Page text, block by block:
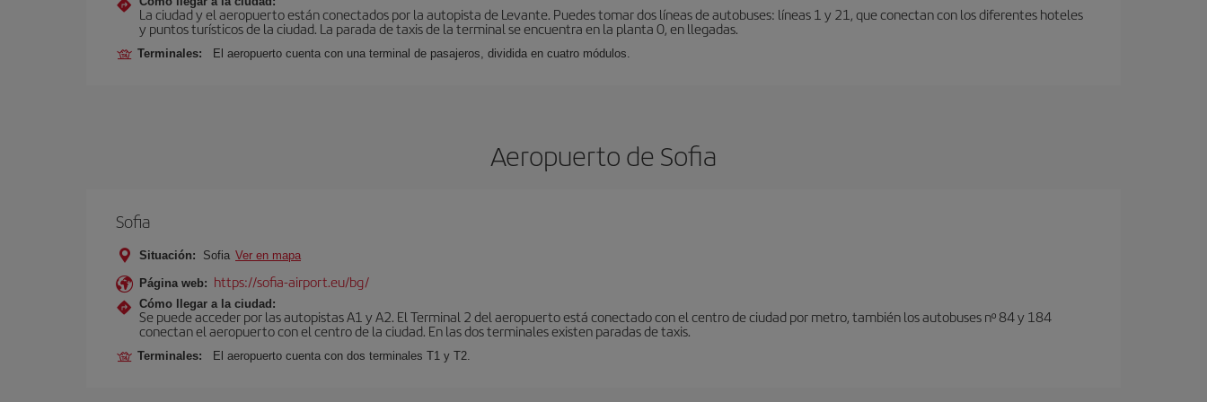
La ciudad y el aeropuerto están conectados por la autopista de Levante. Puedes tomar dos líneas de autobuses: líneas 1 y 21, que conectan con los diferentes hoteles
y puntos turísticos de la ciudad. La parada de taxis de la terminal se encuentra en la planta 0, en llegadas.
Terminales: El aeropuerto cuenta con una terminal de pasajeros, dividida en cuatro módulos.
Aeropuerto de Sofia
Sofia
Situación: Sofia Ver en mapa
Página web: https://sofia-airport.eu/bg/
Cómo llegar a la ciudad:
Se puede acceder por las autopistas A1 y A2. El Terminal 2 del aeropuerto está conectado con el centro de ciudad por metro, también los autobuses nº 84 y 184
conectan el aeropuerto con el centro de la ciudad. En las dos terminales existen paradas de taxis.
Terminales: El aeropuerto cuenta con dos terminales T1 y T2.